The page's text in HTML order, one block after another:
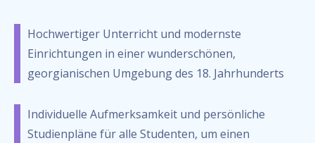
Hochwertiger Unterricht und modernste
Einrichtungen in einer wunderschönen,
georgianischen Umgebung des 18. Jahrhunderts
Individuelle Aufmerksamkeit und persönliche
Studienpläne für alle Studenten, um einen